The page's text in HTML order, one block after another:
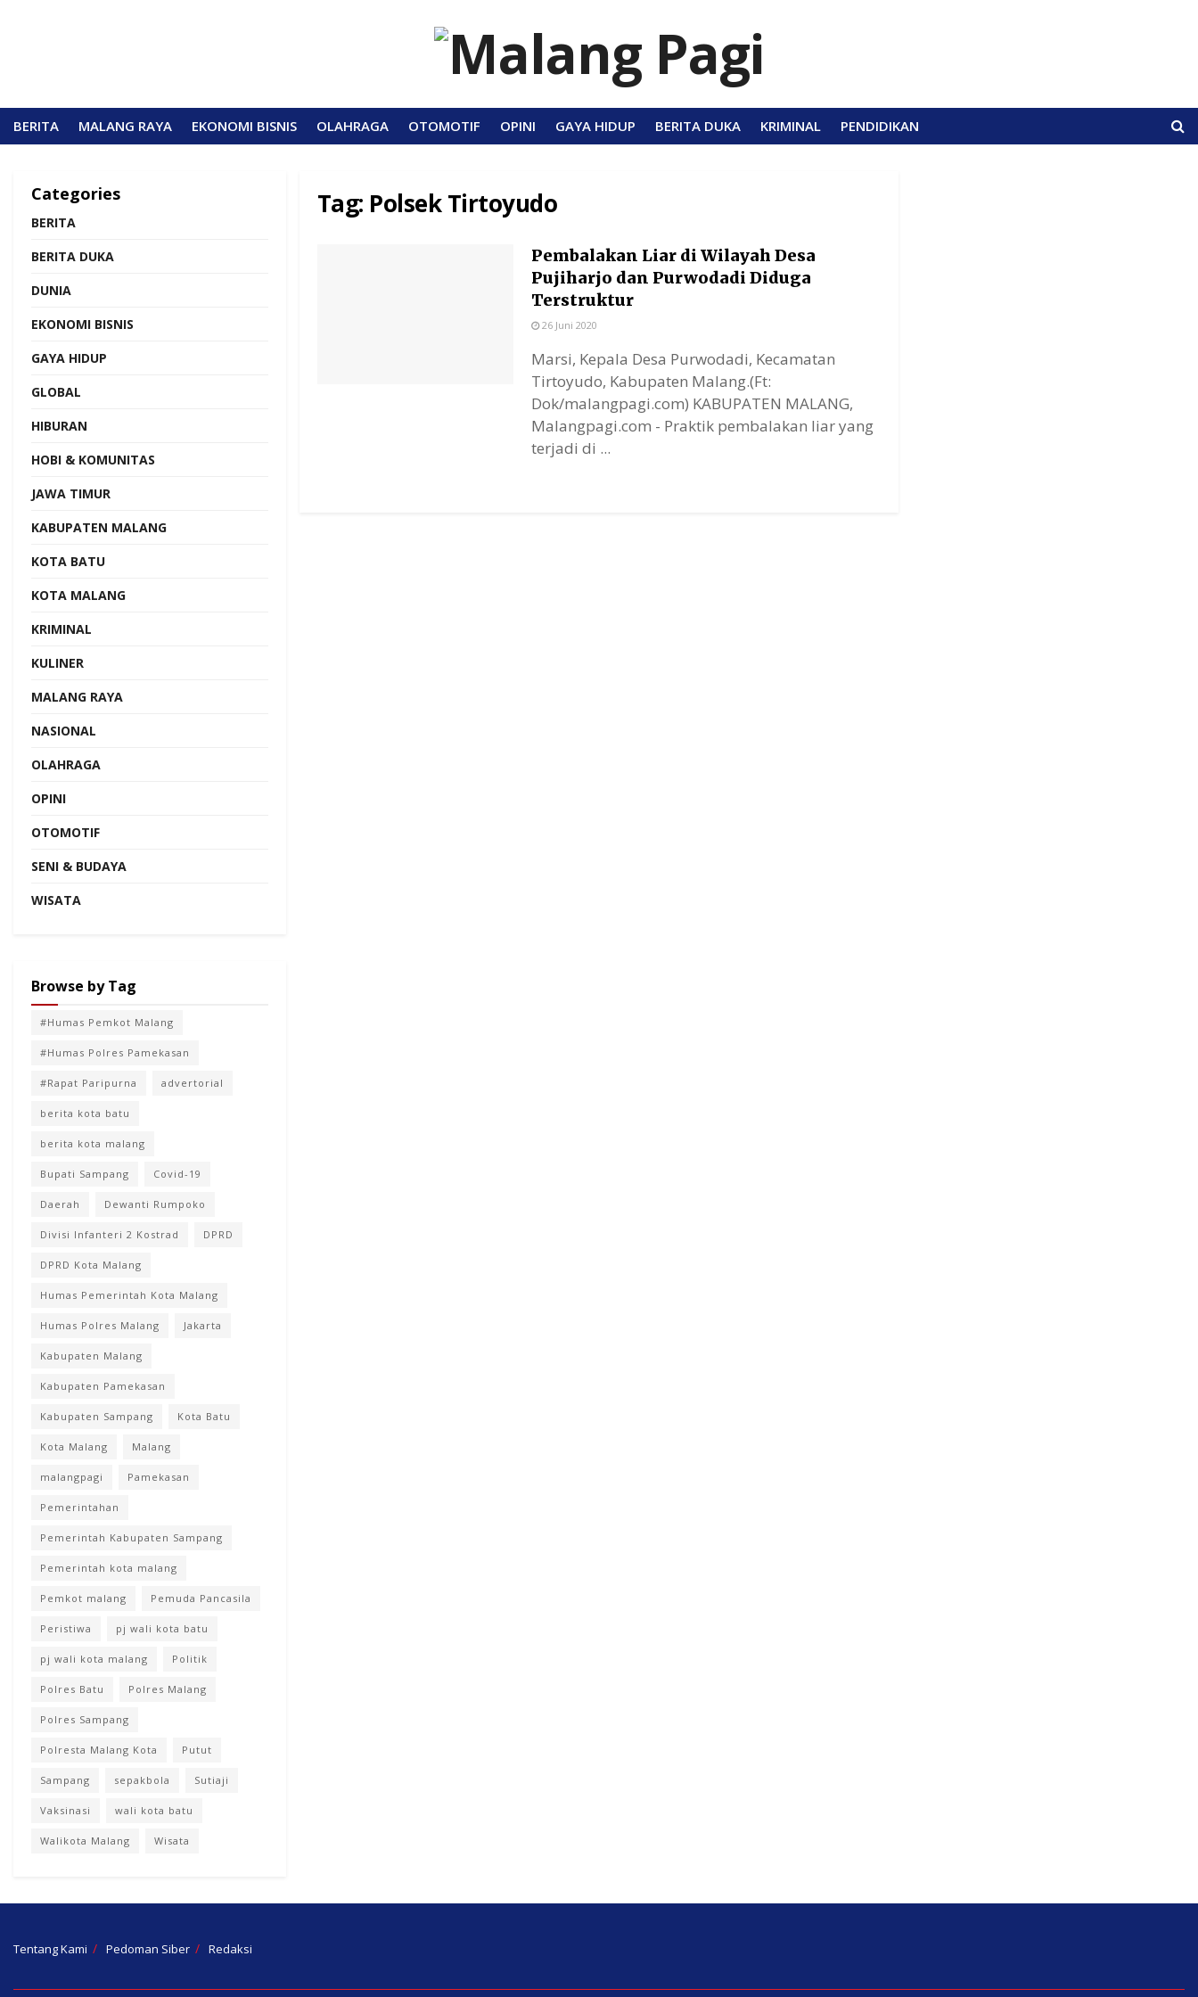
BERITA MALANG RAYA EKONOMI BISNIS OLAHRAGA OTOMOTIF OPINI GAYA HIDUP BERITA DUKA KRIMINAL PENDIDIKAN
Tag: Polsek Tirtoyudo
Pembalakan Liar di Wilayah Desa
Pujiharjo dan Purwodadi Diduga
Terstruktur
26 Juni 2020
Marsi, Kepala Desa Purwodadi, Kecamatan
Tirtoyudo, Kabupaten Malang.(Ft:
Dok/malangpagi.com) KABUPATEN MALANG,
Malangpagi.com - Praktik pembalakan liar yang
terjadi di ...
Categories
BERITA
BERITA DUKA
DUNIA
EKONOMI BISNIS
GAYA HIDUP
GLOBAL
HIBURAN
HOBI & KOMUNITAS
JAWA TIMUR
KABUPATEN MALANG
KOTA BATU
KOTA MALANG
KRIMINAL
KULINER
MALANG RAYA
NASIONAL
OLAHRAGA
OPINI
OTOMOTIF
SENI & BUDAYA
WISATA
Browse by Tag
#Humas Pemkot Malang
#Humas Polres Pamekasan
#Rapat Paripurna advertorial
berita kota batu
berita kota malang
Bupati Sampang Covid-19
Daerah Dewanti Rumpoko
Divisi Infanteri 2 Kostrad DPRD
DPRD Kota Malang
Humas Pemerintah Kota Malang
Humas Polres Malang Jakarta
Kabupaten Malang
Kabupaten Pamekasan
Kabupaten Sampang Kota Batu
Kota Malang Malang
malangpagi Pamekasan
Pemerintahan
Pemerintah Kabupaten Sampang
Pemerintah kota malang
Pemkot malang Pemuda Pancasila
Peristiwa pj wali kota batu
pj wali kota malang Politik
Polres Batu Polres Malang
Polres Sampang
Polresta Malang Kota Putut
Sampang sepakbola Sutiaji
Vaksinasi wali kota batu
Walikota Malang Wisata
Tentang Kami Pedoman Siber Redaksi